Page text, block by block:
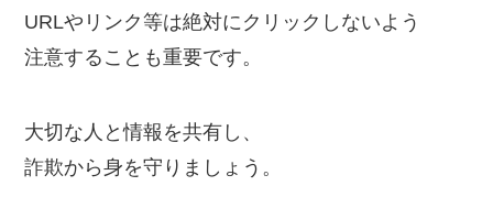
URLやリンク等は絶対にクリックしないよう
注意することも重要です。
大切な人と情報を共有し、
詐欺から身を守りましょう。